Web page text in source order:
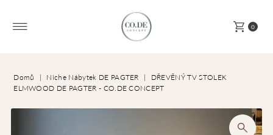
0
Domů | Niche Nábytek DE PAGTER |
DŘEVĚNÝ TV STOLEK
ELMWOOD DE PAGTER - CO.DE CONCEPT